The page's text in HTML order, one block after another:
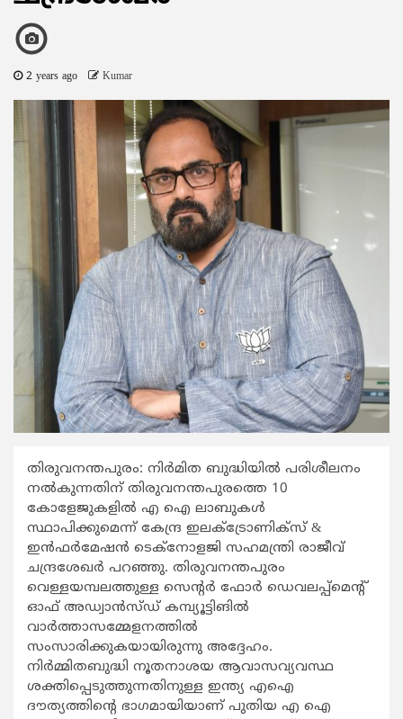
2 years ago Kumar
തിരുവനന്തപുരം: നിർമിത ബുദ്ധിയിൽ പരിശീലനം
നൽകുന്നതിന് തിരുവനന്തപുരത്തെ 10
കോളേജുകളിൽ എ ഐ ലാബുകൾ
സ്ഥാപിക്കുമെന്ന് കേന്ദ്ര ഇലക്ട്രോണിക്സ് &
ഇൻഫർമേഷൻ ടെക്നോളജി സഹമന്ത്രി രാജീവ്
ചന്ദ്രശേഖർ പറഞ്ഞു. തിരുവനന്തപുരം
വെള്ളയമ്പലത്തുള്ള സെന്റർ ഫോർ ഡെവലപ്പ്മെന്റ്
ഓഫ് അഡ്വാൻസ്ഡ് കമ്പ്യൂട്ടിങിൽ
വാർത്താസമ്മേളനത്തിൽ
സംസാരിക്കുകയായിരുന്നു അദ്ദേഹം.
നിര്‍മ്മിതബുദ്ധി നൂതനാശയ ആവാസവ്യവസ്ഥ
ശക്തിപ്പെടുത്തുന്നതിനുള്ള ഇന്ത്യ എഐ
ദൗത്യത്തിന്റെ ഭാഗമായിയാണ് പുതിയ എ ഐ